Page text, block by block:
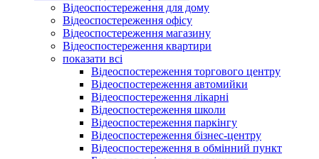
Відеоспостереження для дому
Відеоспостереження офісу
Відеоспостереження магазину
Відеоспостереження квартири
показати всі
Відеоспостереження торгового центру
Відеоспостереження автомийки
Відеоспостереження лікарні
Відеоспостереження школи
Відеоспостереження паркінгу
Відеоспостереження бізнес-центру
Відеоспостереження в обмінний пункт